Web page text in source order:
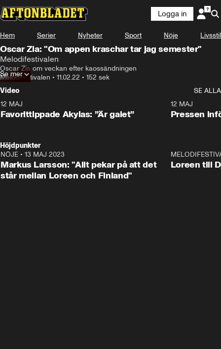
Logga in
Hem Serier Nyheter Sport Nöje Livsstil
Oscar Zia: "Om appen kraschar tar jag semester"
Melodifestivalen
Oscar Zia om veckan efter kaossändningen
Melodifestivalen • 11.02.22 • 152 sek
Se mer
Video
SE ALLA
12 MAJ
Favorittippade Akylas: ”Är galet”
12 MAJ
Pressen
Höjdpunkter
NÖJE • 13 MAJ 2023
Markus Larsson: "Allt pekar på att det
står mellan Loreen och Finland"
Loreen till